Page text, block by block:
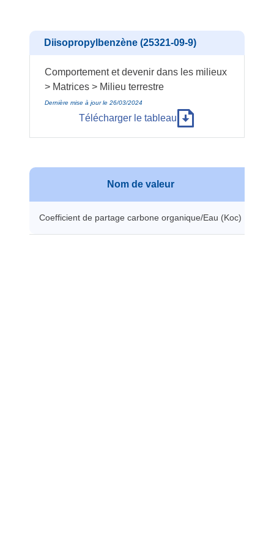
Diisopropylbenzène (25321-09-9)
Comportement et devenir dans les milieux
> Matrices > Milieu terrestre
Dernière mise à jour le 26/03/2024
Télécharger le tableau
Nom de valeur
Coefficient de partage carbone organique/Eau (Koc)